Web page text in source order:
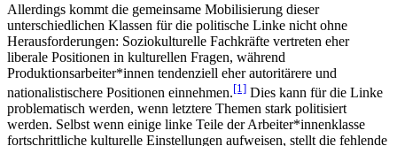
Allerdings kommt die gemeinsame Mobilisierung dieser
unterschiedlichen Klassen für die politische Linke nicht ohne
Herausforderungen: Soziokulturelle Fachkräfte vertreten eher
liberale Positionen in kulturellen Fragen, während
Produktionsarbeiter*innen tendenziell eher autoritärere und
nationalistischere Positionen einnehmen.[1] Dies kann für die Linke
problematisch werden, wenn letztere Themen stark politisiert
werden. Selbst wenn einige linke Teile der Arbeiter*innenklasse
fortschrittliche kulturelle Einstellungen aufweisen, stellt die fehlende